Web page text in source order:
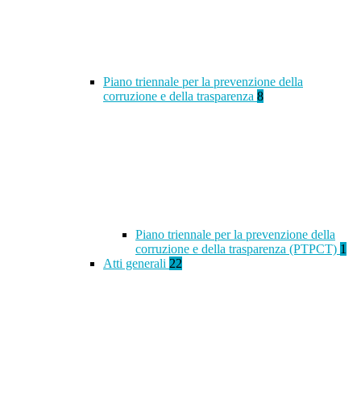
Piano triennale per la prevenzione della
corruzione e della trasparenza 8
Piano triennale per la prevenzione della
corruzione e della trasparenza (PTPCT) 1
Atti generali 22